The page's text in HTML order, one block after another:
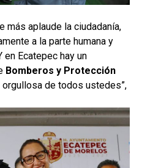
más aplaude la ciudadanía,
a la parte humana y
en Ecatepec hay un
Bomberos y Protección
de todos ustedes”,